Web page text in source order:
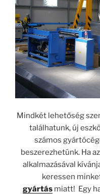
Mindkét lehetőség
találhatunk, új
számos
beszerezhetünk. Ha
alkalmazásával
keressen
gyártásmiatt! Egy